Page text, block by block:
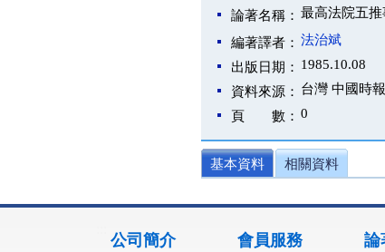
論著名稱： 最高法院五推
編著譯者： 法治斌
出版日期： 1985.10.08
資料來源： 台灣 中國時
頁 數： 0
基本資料 相關資料
公司簡介 會員服務 論